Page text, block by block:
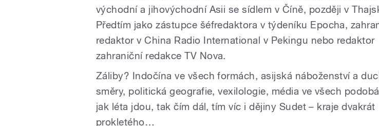
východní a jihovýchodní Asii se sídlem v Číně, později v
Předtím jako zástupce šéfredaktora v týdeníku Epocha,
redaktor v China Radio International v Pekingu nebo redaktor
zahraniční redakce TV Nova.
Záliby? Indočína ve všech formách, asijská náboženství a
směry, politická geografie, vexilologie, média ve všech
jak léta jdou, tak čím dál, tím víc i dějiny Sudet – kraje dvakrát
prokletého…